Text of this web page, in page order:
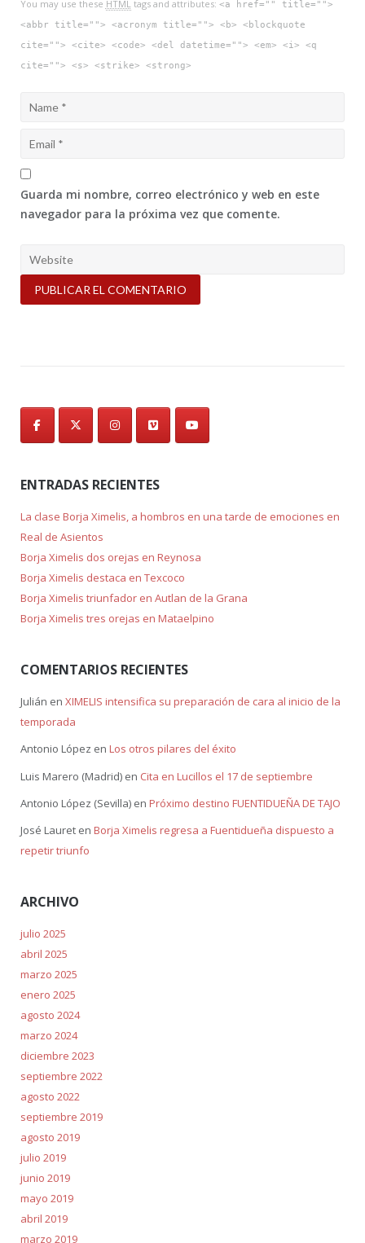
You may use these HTMLtags and attributes: <a href="" title="">
<abbr title=""> <acronym title=""> <b> <blockquote
cite=""> <cite> <code> <del datetime=""> <em> <i> <q
cite=""> <s> <strike> <strong>
Guarda mi nombre, correo electrónico y web en este
navegador para la próxima vez que comente.
ENTRADAS RECIENTES
La clase Borja Ximelis, a hombros en una tarde de emociones en
Real de Asientos
Borja Ximelis dos orejas en Reynosa
Borja Ximelis destaca en Texcoco
Borja Ximelis triunfador en Autlan de la Grana
Borja Ximelis tres orejas en Mataelpino
COMENTARIOS RECIENTES
Julián en XIMELIS intensifica su preparación de cara al inicio de la
temporada
Antonio López en Los otros pilares del éxito
Luis Marero (Madrid)en Cita en Lucillos el 17 de septiembre
Antonio López (Sevilla)en Próximo destino FUENTIDUEÑA DE TAJO
José Laureten Borja Ximelis regresa a Fuentidueña dispuesto a
repetir triunfo
ARCHIVO
julio 2025
abril 2025
marzo 2025
enero 2025
agosto 2024
marzo 2024
diciembre 2023
septiembre 2022
agosto 2022
septiembre 2019
agosto 2019
julio 2019
junio 2019
mayo 2019
abril 2019
marzo 2019